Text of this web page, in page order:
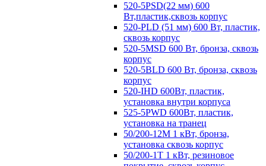
520-5PSD(22 мм) 600
Вт,пластик,сквозь корпус
520-PLD (51 мм) 600 Вт, пластик,
сквозь корпус
520-5MSD 600 Вт, бронза, сквозь
корпус
520-5BLD 600 Вт, бронза, сквозь
корпус
520-IHD 600Вт, пластик,
установка внутри корпуса
525-5PWD 600Вт, пластик,
установка на транец
50/200-12M 1 кВт, бронза,
установка сквозь корпус
50/200-1T 1 кВт, резиновое